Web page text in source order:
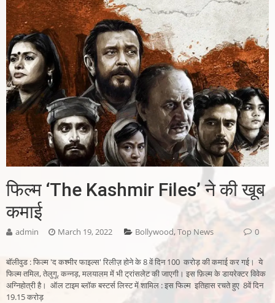
फिल्म ‘The Kashmir Files’ ने की खूब
कमाई
admin March 19, 2022 Bollywood,Top News 0
बॉलीवुड : फिल्म 'द कश्मीर फाइल्स' रिलीज़ होने के 8 वें दिन 100 करोड़ की कमाई कर गई। ये
फिल्म तमिल, तेलुगू, कन्नड़, मलयालम में भी ट्रांसलेट की जाएगी। इस फ़िल्म के डायरेक्टर विवेक
अग्निहोत्री है। ऑल टाइम ब्लॉक बस्टर्स लिस्ट में शामिल : इस फिल्म इतिहास रचते हुए 8वें दिन
19.15 करोड़